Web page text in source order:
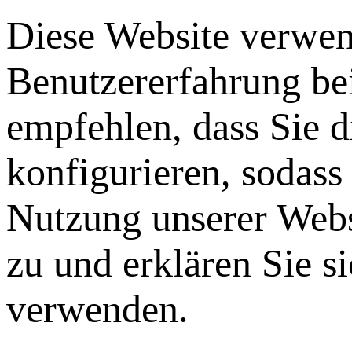
Diese Website
Benutzererfahrung
empfehlen, dass Sie
konfigurieren,
Nutzung unserer
zu und erklären Sie
verwenden.